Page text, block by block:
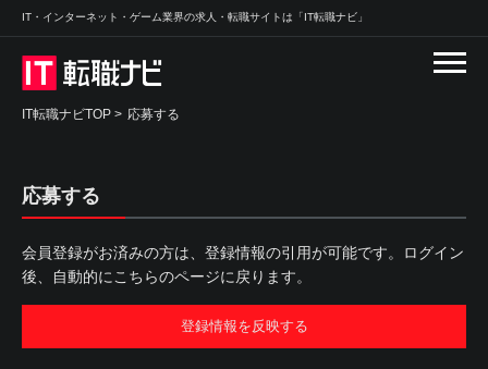
IT・インターネット・ゲーム業界の求人・転職サイトは「IT転職ナビ」
IT転職ナビTOP > 応募する
応募する
会員登録がお済みの方は、登録情報の引用が可能です。ログイン
後、自動的にこちらのページに戻ります。
登録情報を反映する